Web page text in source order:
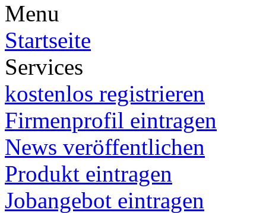
Menu
Startseite
Services
kostenlos registrieren
Firmenprofil eintragen
News veröffentlichen
Produkt eintragen
Jobangebot eintragen